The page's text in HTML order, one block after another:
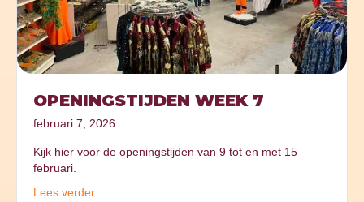
OPENINGSTIJDEN WEEK 7
februari 7, 2026
Kijk hier voor de openingstijden van 9 tot en met 15
februari.
Lees verder...